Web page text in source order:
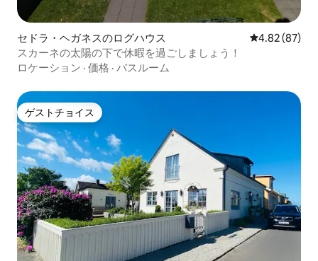
セドラ・ヘガネスのログハウス レビュー87
4.82 (87)
スカーネの太陽の下で休暇を過ごしましょう！
ロケーション · 価格 · バスルーム
ゲストチョイス
ゲストチョイス